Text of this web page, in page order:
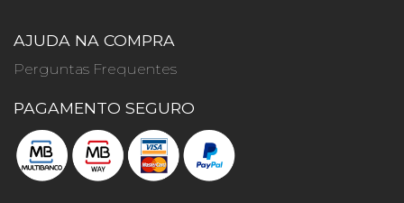
AJUDA NA COMPRA
Perguntas Frequentes
PAGAMENTO SEGURO